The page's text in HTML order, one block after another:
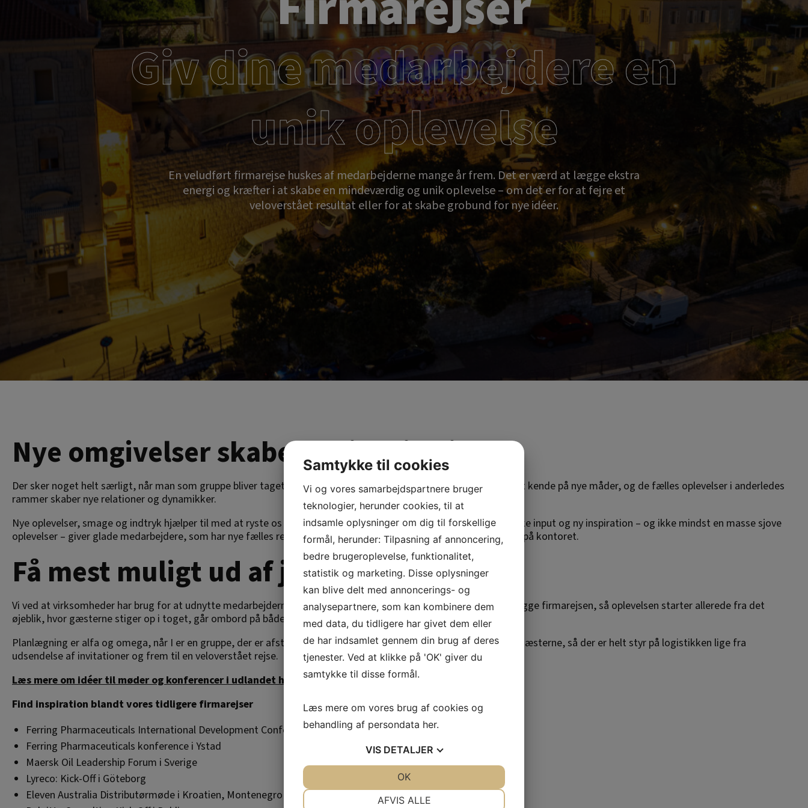
Giv dine medarbejdere en
unik oplevelse
En veludført firmarejse huskes af medarbejderne mange år frem. Det er værd at lægge ekstra
energi og kræfter i at skabe en mindeværdig og unik oplevelse – om det er for at fejre et
veloverstået resultat eller for at skabe grobund for nye idéer.
Nye omgivelser skaber ny inspiration
Der sker noget helt særligt, når man som gruppe bliver taget ud af de vante omgivelser. Man lærer sine kolleger at kende på nye måder, og de fælles oplevelser i anderledes
rammer skaber nye relationer og dynamikker.
Nye oplevelser, smage og indtryk hjælper til med at ryste os ud af rutinerne, så vi ser tingene fra en ny vinkel. Friske input og ny inspiration – og ikke mindst en masse sjove
oplevelser – giver glade medarbejdere, som har nye fælles referencer at trække på og fornyet energi med tilbage på kontoret.
Få mest muligt ud af jeres firmarejse
Vi ved at virksomheder har brug for at udnytte medarbejdernes tid mest effektivt, så vi hjælper dig med at planlægge firmarejsen, så oplevelsen starter allerede fra det
øjeblik, hvor gæsterne stiger op i toget, går ombord på båden eller boarder flyet.
Planlægning er alfa og omega, når I er en gruppe, der er afsted sammen. Vi står for tilmelding og registrering af gæsterne, så der er helt styr på logistikken lige fra
udsendelse af invitationer og frem til en veloverstået rejse.
Læs mere om idéer til møder og konferencer i udlandet her
Find inspiration blandt vores tidligere firmarejser
Ferring Pharmaceuticals International Development Conference i Madrid
Ferring Pharmaceuticals konference i Ystad
Maersk Oil Leadership Forum i Sverige
Lyreco: Kick-Off i Göteborg
Eleven Australia Distributørmøde i Kroatien, Montenegro og Italien
Samtykke til cookies
Vi og vores samarbejdspartnere bruger
teknologier, herunder cookies, til at
indsamle oplysninger om dig til forskellige
formål, herunder: Tilpasning af annoncering,
bedre brugeroplevelse, funktionalitet,
statistik og marketing. Disse oplysninger
kan blive delt med annoncerings- og
analysepartnere, som kan kombinere dem
med data, du tidligere har givet dem eller
de har indsamlet gennem din brug af deres
tjenester. Ved at klikke på 'OK' giver du
samtykke til disse formål.
Læs mere om vores brug af cookies og
behandling af persondata her.
VIS DETALJER
AFVIS ALLE
OK